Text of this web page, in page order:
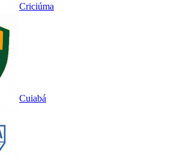
Criciúma
Cuiabá